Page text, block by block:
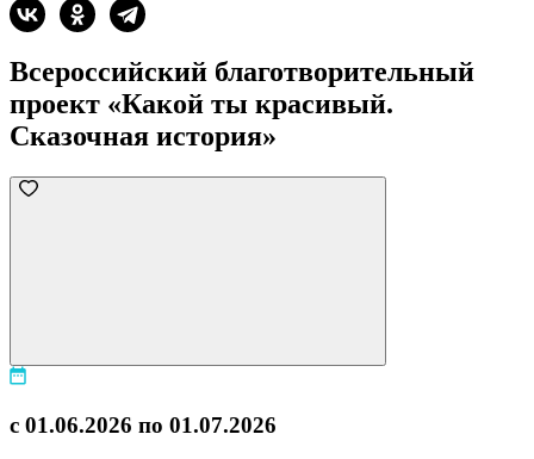
Всероссийский благотворительный
проект «Какой ты красивый.
Сказочная история»
с 01.06.2026 по 01.07.2026